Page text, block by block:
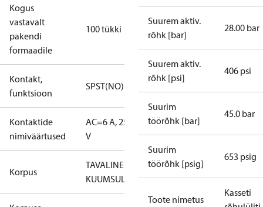
Kogus
vastavalt
pakendi
formaadile
100 tükki
Kontakt,
funktsioon
SPST(NO)
Kontaktide
nimiväärtused
AC=6 A, 250
V
Korpus
TAVALINE
KUUMSULATUS
Suurem aktiv.
rõhk [bar]
28.00 bar
Suurem aktiv.
rõhk [psi]
406 psi
Suurim
töörõhk [bar]
45.0 bar
Suurim
töörõhk [psig]
653 psig
Toote nimetus
Kasseti